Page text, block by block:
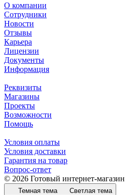
О компании
Сотрудники
Новости
Отзывы
Карьера
Лицензии
Документы
Информация
Реквизиты
Магазины
Проекты
Возможности
Помощь
Условия оплаты
Условия доставки
Гарантия на товар
Вопрос-ответ
© 2026 Готовый интернет-магазин
Темная тема Светлая тема